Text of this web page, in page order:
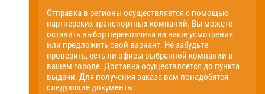
Отправка в регионы осуществляется с помощью
партнерских транспортных компаний. Вы можете
оставить выбор перевозчика на наше усмотрение
или предложить свой вариант. Не забудьте
проверить, есть ли офисы выбранной компании в
вашем городе. Доставка осуществляется до пункта
выдачи. Для получения заказа вам понадобятся
следующие документы: